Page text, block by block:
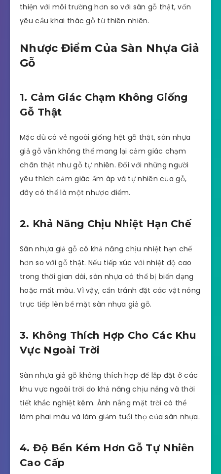
thiện với môi trường hơn so với sàn gỗ thật, vốn
yêu cầu khai thác gỗ từ thiên nhiên.
Nhược Điểm Của Sàn Nhựa Giả
Gỗ
1. Cảm Giác Chạm Không Giống
Gỗ Thật
Mặc dù có vẻ ngoài giống hệt gỗ thật, sàn nhựa
giả gỗ vẫn không thể mang lại cảm giác chạm
chân thật như gỗ tự nhiên. Đối với những người
yêu thích cảm giác ấm áp và tự nhiên của gỗ,
đây có thể là một nhược điểm.
2. Khả Năng Chịu Nhiệt Hạn Chế
Sàn nhựa giả gỗ có khả năng chịu nhiệt hạn chế
hơn so với gỗ thật. Nếu tiếp xúc với nhiệt độ cao
trong thời gian dài, sàn nhựa có thể bị biến dạng
hoặc mất màu. Vì vậy, cần tránh đặt các vật nóng
trực tiếp lên bề mặt sàn nhựa giả gỗ.
3. Không Thích Hợp Cho Các Khu
Vực Ngoài Trời
Sàn nhựa giả gỗ không thích hợp để lắp đặt ở các
khu vực ngoài trời do khả năng chịu nắng và thời
tiết khắc nghiệt kém. Ánh nắng mặt trời có thể
làm phai màu và làm giảm tuổi thọ của sàn nhựa.
4. Độ Bền Kém Hơn Gỗ Tự Nhiên
Cao Cấp